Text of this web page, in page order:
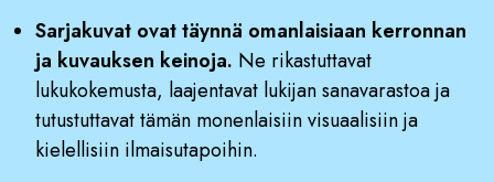
Sarjakuvat ovat täynnä omanlaisiaan kerronnan
ja kuvauksen keinoja. Ne rikastuttavat
lukukokemusta, laajentavat lukijan sanavarastoa ja
tutustuttavat tämän monenlaisiin visuaalisiin ja
kielellisiin ilmaisutapoihin.